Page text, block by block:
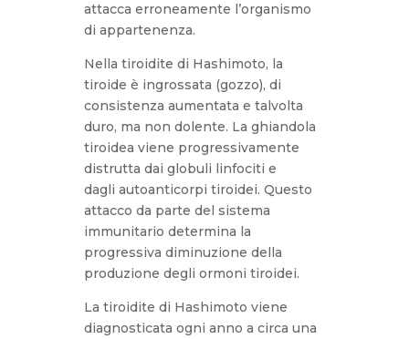
attacca erroneamente l’organismo
di appartenenza.
Nella tiroidite di Hashimoto, la
tiroide è ingrossata (gozzo), di
consistenza aumentata e talvolta
duro, ma non dolente. La ghiandola
tiroidea viene progressivamente
distrutta dai globuli linfociti e
dagli autoanticorpi tiroidei. Questo
attacco da parte del sistema
immunitario determina la
progressiva diminuzione della
produzione degli ormoni tiroidei.
La tiroidite di Hashimoto viene
diagnosticata ogni anno a circa una